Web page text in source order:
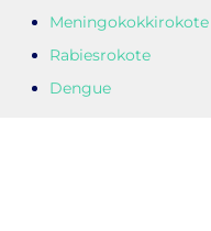
Meningokokkirokote
Rabiesrokote
Dengue